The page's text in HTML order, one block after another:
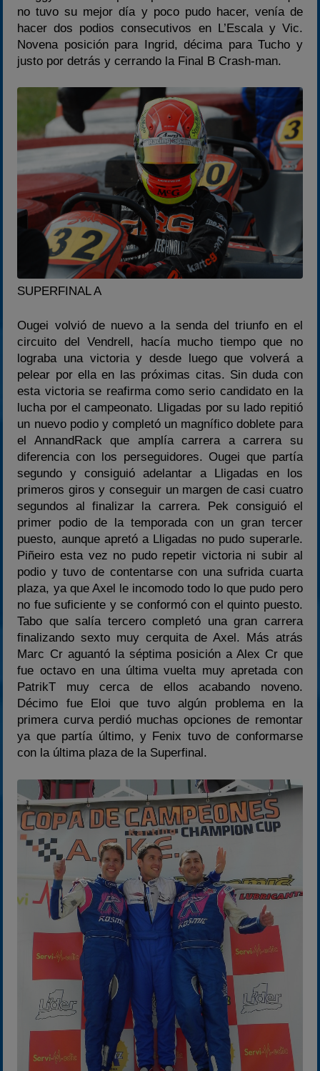
no tuvo su mejor día y poco pudo hacer, venía de
hacer dos podios consecutivos en L’Escala y Vic.
Novena posición para Ingrid, décima para Tucho y
justo por detrás y cerrando la Final B Crash-man.
SUPERFINAL A
Ougei volvió de nuevo a la senda del triunfo en el
circuito del Vendrell, hacía mucho tiempo que no
lograba una victoria y desde luego que volverá a
pelear por ella en las próximas citas. Sin duda con
esta victoria se reafirma como serio candidato en la
lucha por el campeonato. Lligadas por su lado repitió
un nuevo podio y completó un magnífico doblete para
el AnnandRack que amplía carrera a carrera su
diferencia con los perseguidores. Ougei que partía
segundo y consiguió adelantar a Lligadas en los
primeros giros y conseguir un margen de casi cuatro
segundos al finalizar la carrera. Pek consiguió el
primer podio de la temporada con un gran tercer
puesto, aunque apretó a Lligadas no pudo superarle.
Piñeiro esta vez no pudo repetir victoria ni subir al
podio y tuvo de contentarse con una sufrida cuarta
plaza, ya que Axel le incomodo todo lo que pudo pero
no fue suficiente y se conformó con el quinto puesto.
Tabo que salía tercero completó una gran carrera
finalizando sexto muy cerquita de Axel. Más atrás
Marc Cr aguantó la séptima posición a Alex Cr que
fue octavo en una última vuelta muy apretada con
PatrikT muy cerca de ellos acabando noveno.
Décimo fue Eloi que tuvo algún problema en la
primera curva perdió muchas opciones de remontar
ya que partía último, y Fenix tuvo de conformarse
con la última plaza de la Superfinal.